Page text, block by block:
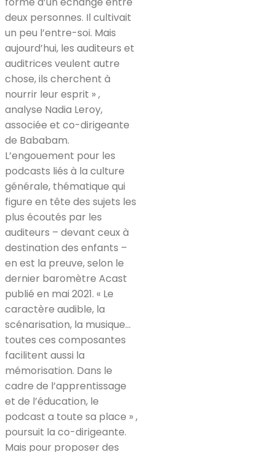
deux personnes. Il cultivait
un peu l’entre-soi. Mais
aujourd’hui, les auditeurs et
auditrices veulent autre
chose, ils cherchent à
nourrir leur esprit » ,
analyse Nadia Leroy,
associée et co-dirigeante
de Bababam.
L’engouement pour les
podcasts liés à la culture
générale, thématique qui
figure en tête des sujets les
plus écoutés par les
auditeurs – devant ceux à
destination des enfants –
en est la preuve, selon le
dernier baromètre Acast
publié en mai 2021. « Le
caractère audible, la
scénarisation, la musique…
toutes ces composantes
facilitent aussi la
mémorisation. Dans le
cadre de l’apprentissage
et de l’éducation, le
podcast a toute sa place » ,
poursuit la co-dirigeante.
Mais pour proposer des